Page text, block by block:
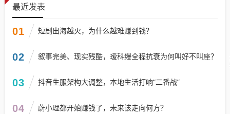
最近发表
01 短剧出海越火，为什么越难赚到钱？
02 叙事完美、现实残酷，瑷科缦全程抗衰为何叫好不叫座？
03 抖音生服架构大调整，本地生活打响“二番战”
04 蔚小理都开始赚钱了，未来该走向何方？